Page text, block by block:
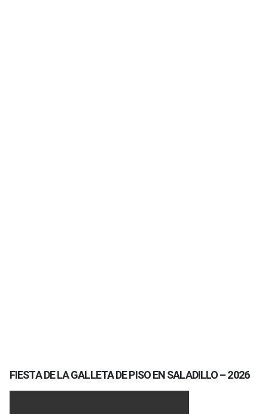
FIESTA DE LA GALLETA DE PISO EN SALADILLO – 2026